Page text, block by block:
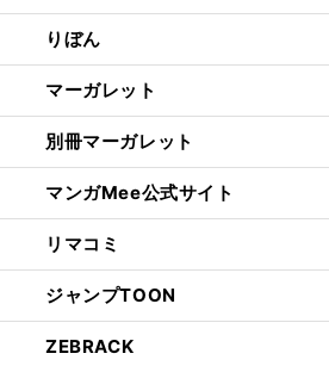
りぼん
マーガレット
別冊マーガレット
マンガMee公式サイト
リマコミ
ジャンプTOON
ZEBRACK